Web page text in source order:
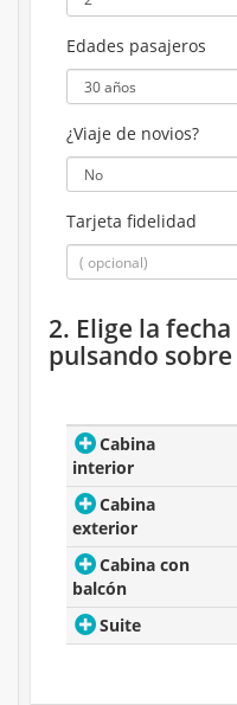
Edades pasajeros
¿Viaje de novios?
Tarjeta fidelidad
2. Elige la
pulsando
Cabina
interior
Cabina
exterior
Cabina con
balcón
Suite